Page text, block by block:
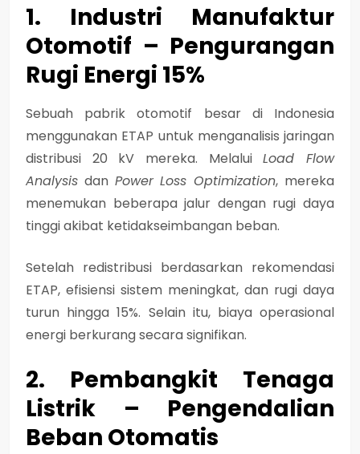
1. Industri Manufaktur
Otomotif – Pengurangan
Rugi Energi 15%
Sebuah pabrik otomotif besar di Indonesia
menggunakan ETAP untuk menganalisis jaringan
distribusi 20 kV mereka. MelaluiLoad Flow
Analysis dan Power Loss Optimization, mereka
menemukan beberapa jalur dengan rugi daya
tinggi akibat ketidakseimbangan beban.
Setelah redistribusi berdasarkan rekomendasi
ETAP, efisiensi sistem meningkat, dan rugi daya
turun hingga 15%. Selain itu, biaya operasional
energi berkurang secara signifikan.
2. Pembangkit Tenaga
Listrik – Pengendalian
Beban Otomatis